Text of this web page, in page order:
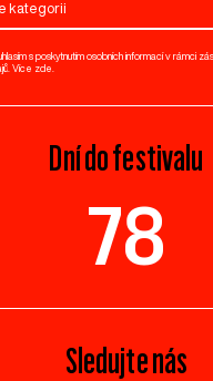
kategorii
s poskytnutím osobních informací v rámci
Více zde
Dní do festivalu
78
Sledujte nás